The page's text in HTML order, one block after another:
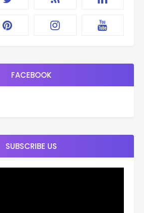
FACEBOOK
SUBSCRIBE US